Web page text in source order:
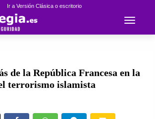
Ir a Versión Clásica o escritorio
Toggle
de la República Francesa en la
terrorismo islamista